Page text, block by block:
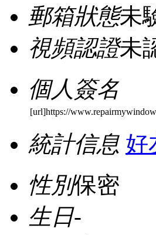
郵箱狀態未
視頻認證未
個人簽名
[url]https://
統計信息 好
性別保密
生日-